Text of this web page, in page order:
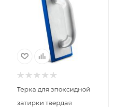
Терка для эпоксидной
затирки твердая